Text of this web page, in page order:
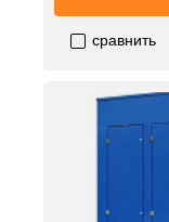
сравнить